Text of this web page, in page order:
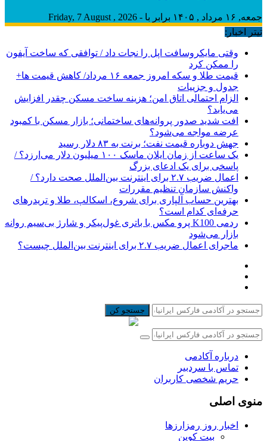
جمعه, ۱۶ مرداد , ۱۴۰۵ برابر با - Friday, 7 August , 2026
تیتر اخبار:
وقتی مایکروسافت اپل را نجات داد / توافقی که ساخت آیفون
را ممکن کرد
قیمت طلا و سکه امروز جمعه ۱۶ مرداد/ کاهش قیمت ها+
جدول و جزییات
الزام احتمالی اتاق امن؛ هزینه ساخت مسکن چقدر افزایش
می‌یابد؟
افت شدید صدور پروانه‌های ساختمانی؛ بازار مسکن با کمبود
عرضه مواجه می‌شود؟
جهش دوباره قیمت نفت؛ برنت به ۸۳ دلار رسید
یک ساعت از زمان ایلان ماسک ۱۰۰ میلیون دلار می‌ارزد؟ /
پاسخی برای یک ادعای بزرگ
اعمال ضریب ۲.۷ برای اینترنت بین‌الملل صحت دارد؟ /
واکنش سازمان تنظیم مقررات
بهترین حساب آلپاری برای شروع، اسکالپ، طلا و تریدرهای
حرفه‌ای کدام است؟
ردمی K100 پرو مکس با باتری غول‌پیکر و شارژ بی‌سیم روانه
بازار می‌شود
ماجرای اعمال ضریب ۲.۷ برای اینترنت بین‌الملل چیست؟
جستجو کن
درباره آکادمی
تماس با سردبیر
حریم شخصی کاربران
منوی اصلی
اخبار روز رمزارزها
بیت کوین